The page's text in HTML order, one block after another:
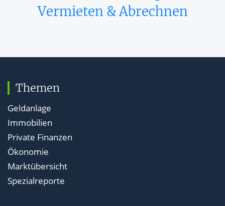
Vermieten & Abrechnen
Themen
Geldanlage
Immobilien
Private Finanzen
Ökonomie
Marktübersicht
Spezialreporte